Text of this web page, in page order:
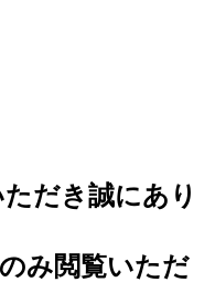
だき誠にあり
み閲覧いただ